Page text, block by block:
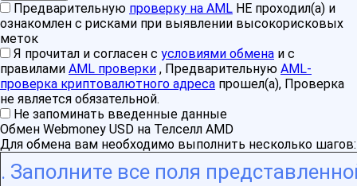
Предварительную проверку на AML НЕ проходил(а) и
ознакомлен с рисками при выявлении высокорисковых
меток
Я прочитал и согласен с условиями обмена и с
правилами AML проверки , Предварительную AML-
проверка криптовалютного адреса прошел(а), Проверка
не является обязательной.
Не запоминать введенные данные
Обмен Webmoney USD на Телселл AMD
Для обмена вам необходимо выполнить несколько шагов:
Заполните все поля